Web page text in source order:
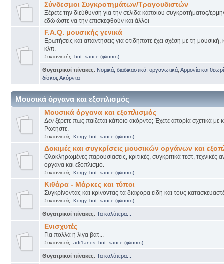
Σύνδεσμοι Συγκροτημάτων/Τραγουδιστών
Ξέρετε την διεύθυνση για την σελίδα κάποιου συγκροτήματος/
εδώ ώστε να την επισκεφθούν και άλλοι
F.A.Q. μουσικής γενικά
Ερωτήσεις και απαντήσεις για οτιδήποτε έχει σχέση με τη μουσική,
κλπ.
Συντονιστής: hot_sauce (φλουτσ)
Θυγατρικοί πίνακες: Νομικά, διαδικαστικά, οργανωτικά Αρμονία και
δίσκοι Ακόρντα
Μουσικά όργανα και εξοπλισμός
Μουσικά όργανα και εξοπλισμός
Δεν ξέρετε πως παίζεται κάποιο ακόρντο; Έχετε απορία σχετικά
Ρωτήστε.
Συντονιστές: Korgy, hot_sauce (φλουτσ)
Δοκιμές και συγκρίσεις μουσικών οργάνων και
Ολοκληρωμένες παρουσίασεις, κριτικές, συγκριτικά τεστ, τεχνικές
όργανα και εξοπλισμό.
Συντονιστές: Korgy, hot_sauce (φλουτσ)
Κιθάρα - Μάρκες και τύποι
Συγκρίνοντας και κρίνοντας τα διάφορα είδη και τους
Συντονιστές: Korgy, hot_sauce (φλουτσ)
Θυγατρικοί πίνακες: Τα καλύτερα...
Ενισχυτές
Για πολλά ή λίγα βατ...
Συντονιστές: adr1anos, hot_sauce (φλουτσ)
Θυγατρικοί πίνακες: Τα καλύτερα...